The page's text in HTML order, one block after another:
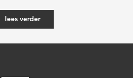
lees verder